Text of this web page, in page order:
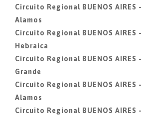
Circuito Regional BUENOS AIRES -
Alamos
Circuito Regional BUENOS AIRES -
Hebraica
Circuito Regional BUENOS AIRES
Grande
Circuito Regional BUENOS AIRES -
Alamos
Circuito Regional BUENOS AIRES -